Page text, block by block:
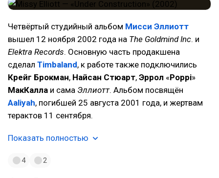
Четвёртый студийный альбом Мисси Эллиотт
вышел 12 ноября 2002 года на The Goldmind Inc. и
Elektra Records. Основную часть продакшена
сделал Timbaland, к работе также подключились
Крейг Брокман, Найсан Стюарт, Эррол «Poppi»
МакКалла и сама Эллиотт. Альбом посвящён
Aaliyah, погибшей 25 августа 2001 года, и жертвам
терактов 11 сентября.
Показать полностью
4 2